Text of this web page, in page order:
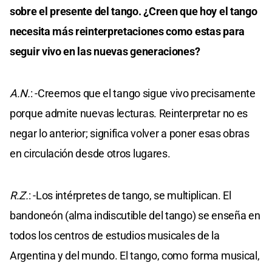
sobre el presente del tango. ¿Creen que hoy el tango
necesita más reinterpretaciones como estas para
seguir vivo en las nuevas generaciones?
A.N.: -Creemos que el tango sigue vivo precisamente
porque admite nuevas lecturas. Reinterpretar no es
negar lo anterior; significa volver a poner esas obras
en circulación desde otros lugares.
R.Z.: -Los intérpretes de tango, se multiplican. El
bandoneón (alma indiscutible del tango) se enseña en
todos los centros de estudios musicales de la
Argentina y del mundo. El tango, como forma musical,